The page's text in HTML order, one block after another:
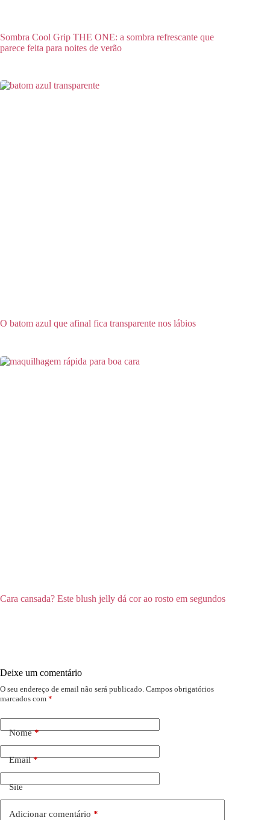
Sombra Cool Grip THE ONE: a sombra refrescante que
parece feita para noites de verão
O batom azul que afinal fica transparente nos lábios
Cara cansada? Este blush jelly dá cor ao rosto em segundos
Deixe um comentário
O seu endereço de email não será publicado. Campos obrigatórios
marcados com *
Nome*
Email*
Site
Adicionar comentário *